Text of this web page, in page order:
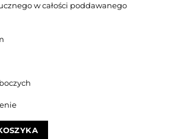
w całości poddawanego
SKRZYDŁAMI